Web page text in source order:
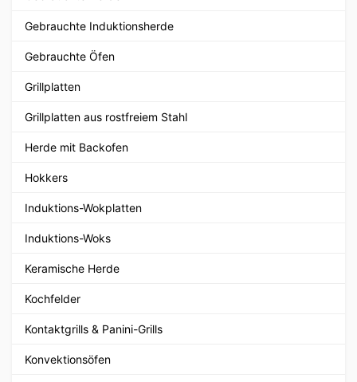
Gebrauchte Induktionsherde
Gebrauchte Öfen
Grillplatten
Grillplatten aus rostfreiem Stahl
Herde mit Backofen
Hokkers
Induktions-Wokplatten
Induktions-Woks
Keramische Herde
Kochfelder
Kontaktgrills & Panini-Grills
Konvektionsöfen